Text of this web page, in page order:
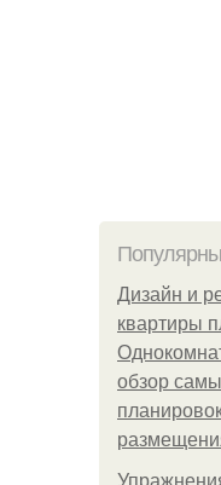
Дизайн и
квартиры
обзор